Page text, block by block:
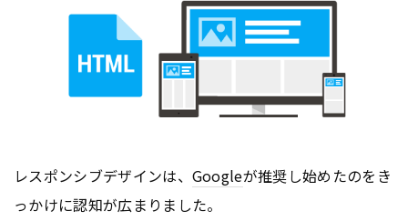
レスポンシブデザインは、 Googleが推奨し始めたのをき
っかけに認知が広まりました。